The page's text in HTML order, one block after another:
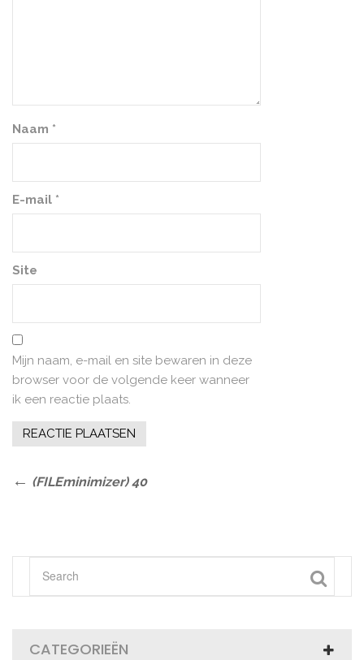
Naam *
E-mail *
Site
Mijn naam, e-mail en site bewaren in deze
browser voor de volgende keer wanneer
ik een reactie plaats.
Bericht
Previous
(FILEminimizer) 40
CATEGORIEËN